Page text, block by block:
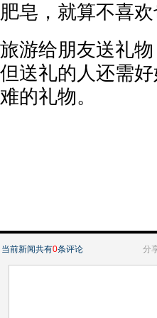
肥皂，就算不喜
旅游给朋友送礼
但送礼的人还需
难的礼物。
当前新闻共有0条评论 分